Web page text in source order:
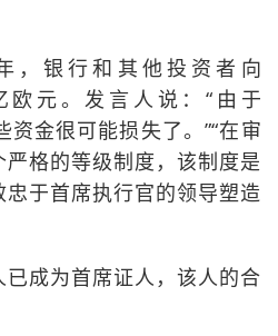
，银行和其他投资者向
欧元。发言人说：“由于
金很可能损失了。”“在审
格的等级制度，该制度是
于首席执行官的领导塑造
成为首席证人，该人的合